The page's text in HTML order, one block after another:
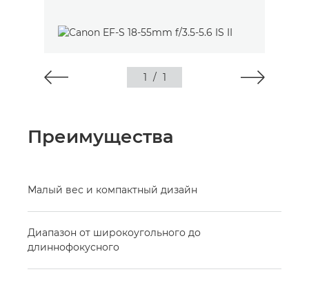
1 / 1
Преимущества
Малый вес и компактный дизайн
Диапазон от широкоугольного до
длиннофокусного